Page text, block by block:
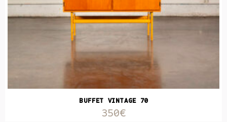
BUFFET VINTAGE 70
350€